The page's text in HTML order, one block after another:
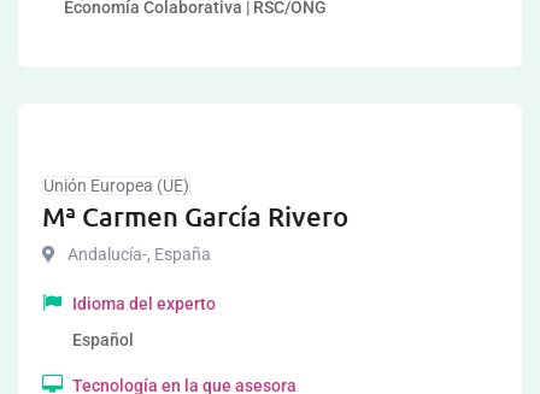
Economía Colaborativa | RSC/ONG
Unión Europea (UE)
Mª Carmen García Rivero
Andalucía-, España
Idioma del experto
Español
Tecnología en la que asesora